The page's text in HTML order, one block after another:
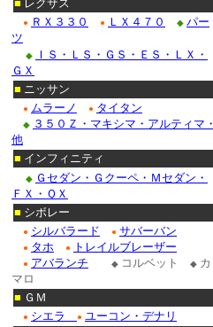
■ レクサス
● ＲＸ３３０ ● ＬＸ４７０ ◆ パー
ツ
◆
ＩＳ・ＬＳ・ＧＳ・ＥＳ・ＬＸ・
ＧＸ
■ ニッサン
● ムラーノ ● タイタン
◆ ３５０Ｚ・マキシマ・アルティマ・
他
■ インフィニティ
◆ Ｇセダン・Ｇクーペ・Ｍセダン・
ＦＸ・ＱＸ
■ シボレー
● シルバラード ● サバーバン
● タホ ● トレイルブレーザー
● アバランチ ◆ コルベット ◆ カ
マロ
■ ＧＭ
● シエラ ● ユーコン・デナリ